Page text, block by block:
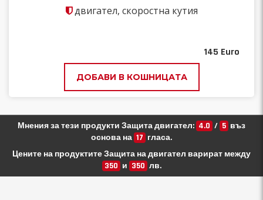
двигател, скоростна кутия
145 Euro
ДОБАВИ В КОШНИЦАТА
Мнения за тези продукти Защита двигател: 4.0 / 5 въз
основа на 17 гласа.
Цените на продуктите Защита на двигател варират между
350 и 350 лв.